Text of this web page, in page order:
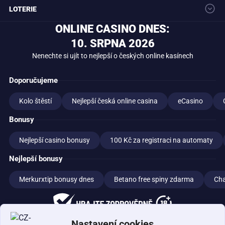
Bonus za registraci
Narozeniny bonus Rewards bonusy
LOTERIE
Allwyn (Sazka) loterieExtra Renta
EurojackpotStírací losy Kolo štěstí
ONLINE CASINO DNES:
10. SRPNA 2026
Nenechte si ujít to nejlepší o českých online kasínech
Doporučujeme
Kolo štěstí Nejlepší česká online casina eCasino
Bonusy
Nejlepší casino bonusy 100 Kč za registraci na automaty
Nejlepší bonusy
Merkurxtip bonusy dnes Betano free spiny zdarma
MF varuje: Zákaz účasti osob mladších 18 let na hazardní hře.